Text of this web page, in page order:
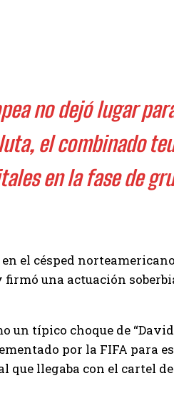
no dejó lugar
el combinado
en la fase de
el césped
una actuación
un típico choque de
por la FIFA para
llegaba con el cartel